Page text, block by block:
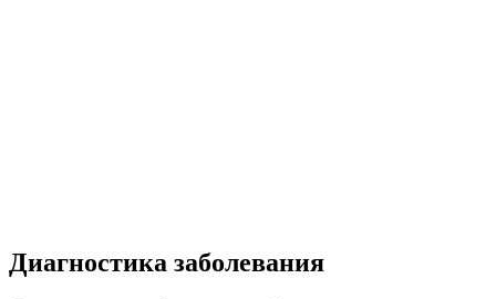
Диагностика заболевания